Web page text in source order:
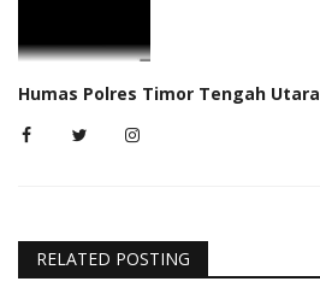
Humas Polres Timor Tengah Utara
RELATED POSTING